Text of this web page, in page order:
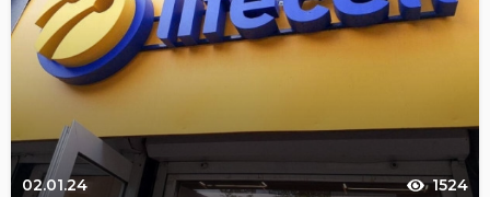
02.01.24 1524